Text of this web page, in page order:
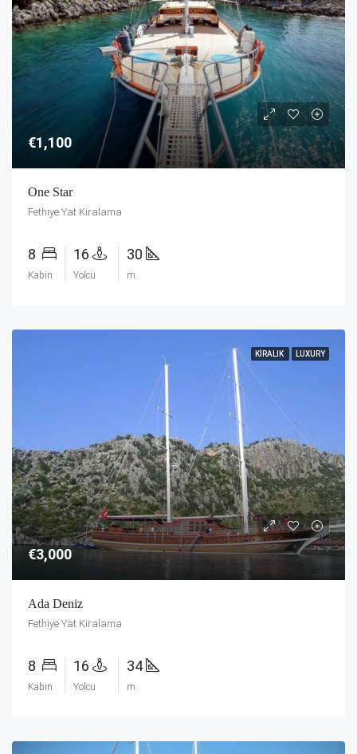
€1,100
One Star
Fethiye Yat Kiralama
8
Kabin
16
Yolcu
30
m
KIRALIK LUXURY
€3,000
Ada Deniz
Fethiye Yat Kiralama
8
Kabin
16
Yolcu
34
m